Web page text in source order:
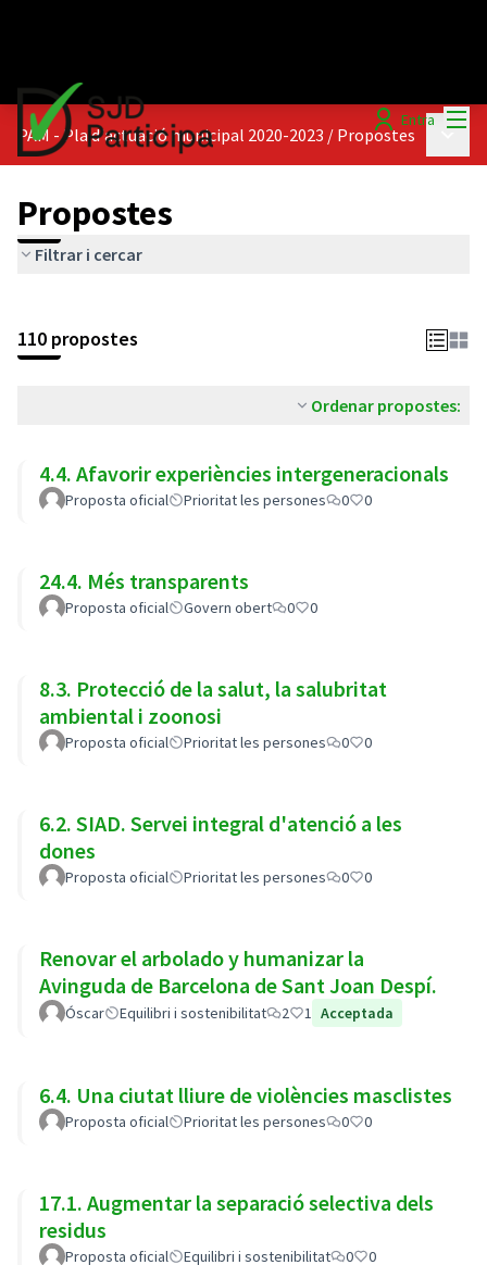
Entra
PAM - Pla d'actuació municipal 2020-2023 / Propostes
Propostes
Filtrar i cercar
110 propostes
Ordenar propostes:
4.4. Afavorir experiències intergeneracionals
Proposta oficial Prioritat les persones 0 0
24.4. Més transparents
Proposta oficial Govern obert 0 0
8.3. Protecció de la salut, la salubritat
ambiental i zoonosi
Proposta oficial Prioritat les persones 0 0
6.2. SIAD. Servei integral d'atenció a les
dones
Proposta oficial Prioritat les persones 0 0
Renovar el arbolado y humanizar la
Avinguda de Barcelona de Sant Joan Despí.
Óscar Equilibri i sostenibilitat 2 1 Acceptada
6.4. Una ciutat lliure de violències masclistes
Proposta oficial Prioritat les persones 0 0
17.1. Augmentar la separació selectiva dels
residus
Proposta oficial Equilibri i sostenibilitat 0 0